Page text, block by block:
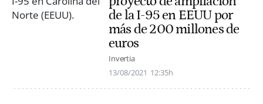
de la I-95 en EEUU por
más de 200 millones de
euros
Invertia
13/08/2021 12:35h